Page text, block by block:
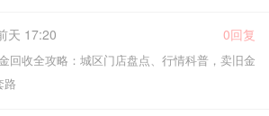
天 17:20 0回复
回收全攻略：城区门店盘点、行情科普，卖旧金
路